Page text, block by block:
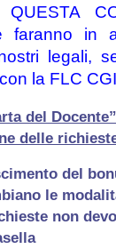
faranno in
legali,
la FLC
del
delle
del
le
non